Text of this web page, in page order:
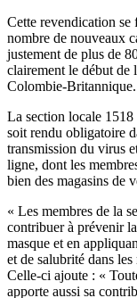
Cette revendication se
nombre de nouveaux
justement de plus de
clairement le début de
Colombie-Britannique.
La section locale
soit rendu obligatoire
transmission du virus
ligne, dont les
bien des magasins de
« Les membres de la
contribuer à prévenir
masque et en
et de salubrité dans
Celle-ci ajoute : «
apporte aussi sa